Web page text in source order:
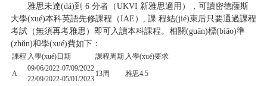
雅思未達(dá)到 6 分者（UKVI 新雅思適用），可讀密德薩斯
大學(xué)本科英語先修課程（IAE）, 課 程結(jié)束后只要通過課程
考試（無須再考雅思）即可入讀本科課程。相關(guān)標(biāo)準
(zhǔn)和學(xué)費如下：
課程 入學(xué)日期 課程周期 入學(xué)要求
A
09/06/2022-07/09/2022
22/09/2022-05/01/2023
13周 雅思4.5